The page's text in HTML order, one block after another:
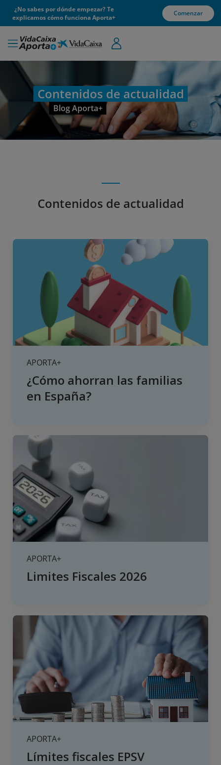
¿No sabes por dónde empezar? Te
explicamos cómo funciona Aporta+
Comenzar
Contenidos de actualidad
Blog Aporta+
Contenidos de actualidad
APORTA+
¿Cómo ahorran las familias
en España?
APORTA+
Limites Fiscales 2026
APORTA+
Límites fiscales EPSV